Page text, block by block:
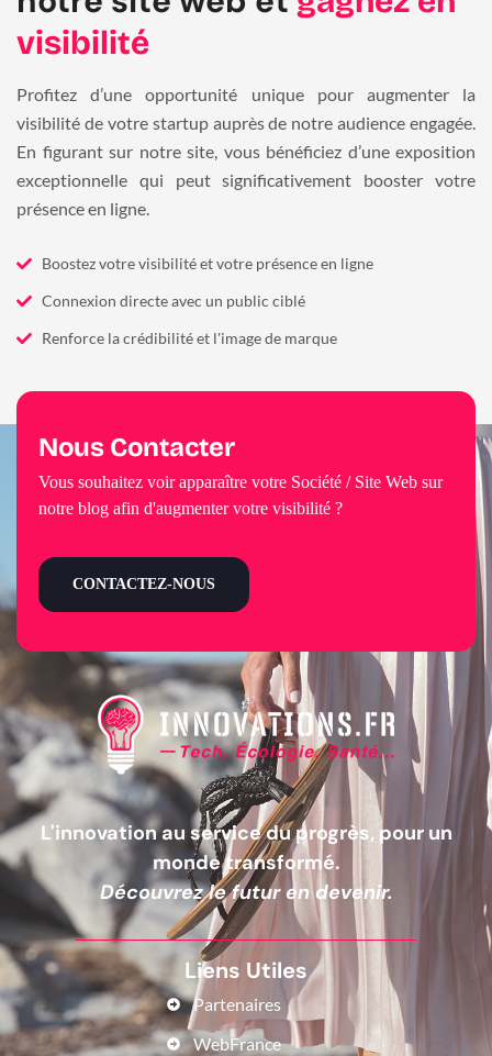
visibilité
Profitez d’une opportunité unique pour augmenter la
visibilité de votre startup auprès de notre audience engagée.
En figurant sur notre site, vous bénéficiez d’une exposition
exceptionnelle qui peut significativement booster votre
présence en ligne.
Boostez votre visibilité et votre présence en ligne
Connexion directe avec un public ciblé
Renforce la crédibilité et l'image de marque
L'innovation au service du progrès, pour un
monde transformé.
Découvrez le futur en devenir.
Liens Utiles
Partenaires
WebFrance
Nous Contacter
Vous souhaitez voir apparaître votre Société / Site Web sur
notre blog afin d'augmenter votre visibilité ?
CONTACTEZ-NOUS